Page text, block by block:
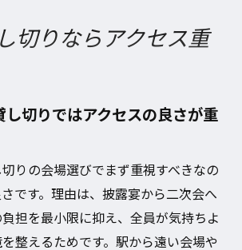
切りならアクセス重
切りではアクセスの良さが重
りの会場選びでまず重視すべきなの
です。理由は、披露宴から二次会へ
担を最小限に抑え、全員が気持ちよ
整えるためです。駅から遠い会場や